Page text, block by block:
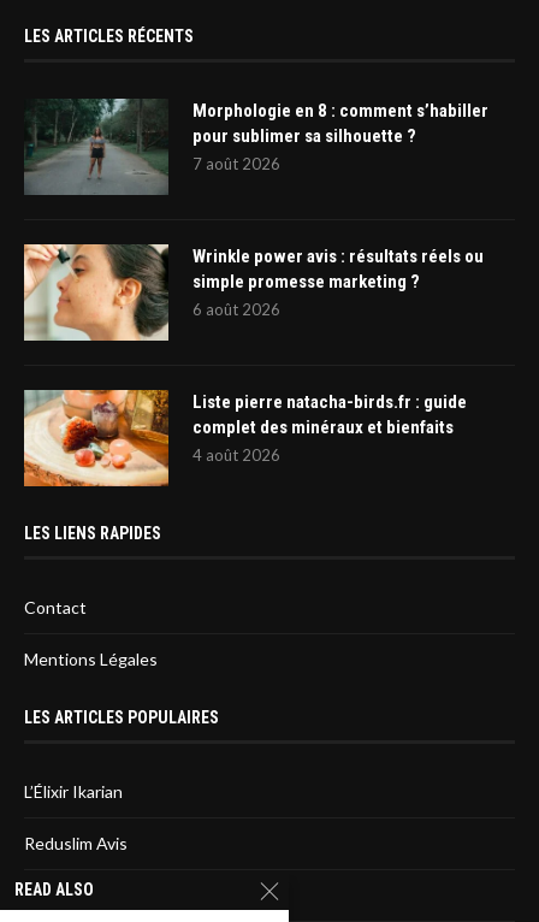
LES ARTICLES RÉCENTS
Morphologie en 8 : comment s’habiller
pour sublimer sa silhouette ?
7 août 2026
Wrinkle power avis : résultats réels ou
simple promesse marketing ?
6 août 2026
Liste pierre natacha-birds.fr : guide
complet des minéraux et bienfaits
4 août 2026
LES LIENS RAPIDES
Contact
Mentions Légales
LES ARTICLES POPULAIRES
L’Élixir Ikarian
Reduslim Avis
Sirtfood diet : L’avis des médecins
READ ALSO